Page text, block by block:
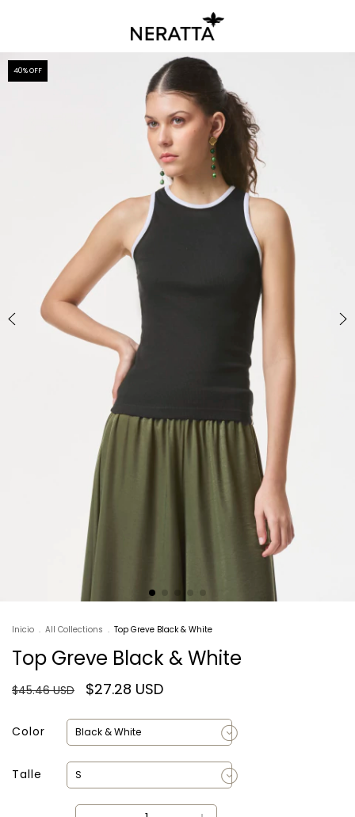
40% OFF
Inicio . All Collections . Top Greve Black & White
Top Greve Black & White
$45.46 USD $27.28 USD
Color
Talle